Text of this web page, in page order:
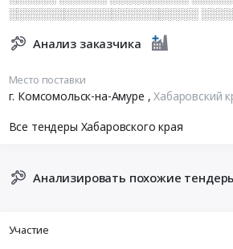
░░░░░░░░░░░░░░░░░░░░░░░░
Анализ заказчика
Место поставки
г. Комсомольск-на-Амуре ,Хабаровский
Все тендеры Хабаровского края
Анализировать похожие
Участие